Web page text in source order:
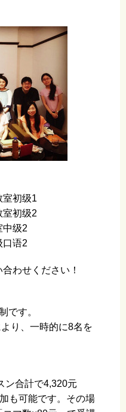
室初级1
室初级2
中级2
口语2
わせください！
です。
り、一時的に8名を
ン合計で4,320元
も可能です。その場